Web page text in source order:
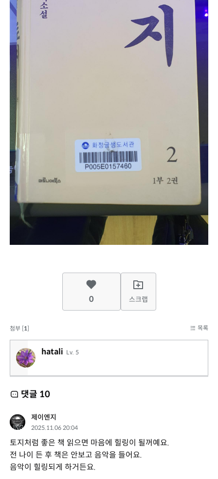
0 스크랩
첨부 [1] 목록
hatali Lv. 5
댓글 10
제이엔지
2025.11.06 20:04
토지처럼 좋은 책 읽으면 마음에 힐링이 될꺼예요.
전 나이 든 후 책은 안보고 음악을 들어요.
음악이 힐링되게 하거든요.